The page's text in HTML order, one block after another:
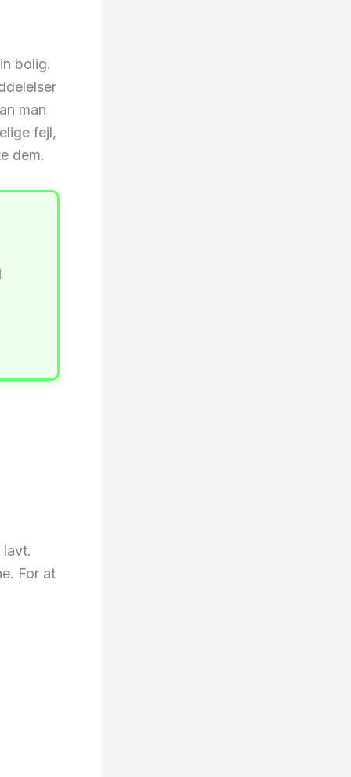
bolig.
man
fejl,
dem.
lavt.
For at